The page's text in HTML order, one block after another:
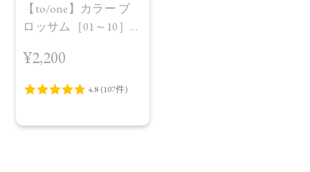
【to/one】カラー ブ
ロッサム［01～10］
¥2,200